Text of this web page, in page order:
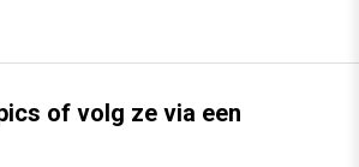
of volg ze via een